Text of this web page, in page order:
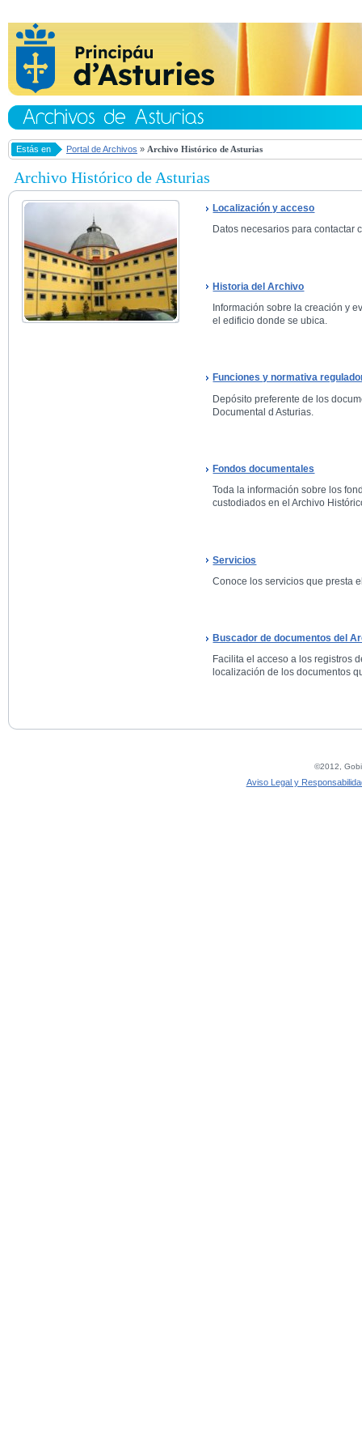
Estás en Portal de Archivos » Archivo Histórico de Asturias
Archivo Histórico de Asturias
Localización y acceso
Datos necesarios para contactar
Historia del Archivo
Información sobre la creación y
el edificio donde se ubica.
Funciones y normativa
Depósito preferente de los
Documental d Asturias.
Fondos documentales
Toda la información sobre los
custodiados en el Archivo
Servicios
Conoce los servicios que presta
Buscador de documentos del
Facilita el acceso a los registros
localización de los documentos
©2012,
Aviso Legal y